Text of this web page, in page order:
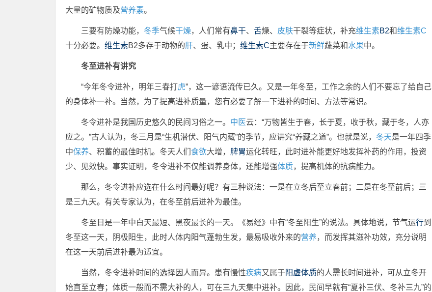
大量的矿物质及营养素。
三要有防燥功能， 冬季气候干燥，人们常有鼻干、 舌燥、 皮肤干裂等症状，补充维生素B2和维生素C
十分必要。 维生素B2多存于动物的肝、蛋、乳中； 维生素C主要存在于新鲜蔬菜和水果中。
冬至进补有讲究
“今年冬令进补，明年三春打虎”，这一谚语流传已久。又是一年冬至，工作之余的人们不要忘了给自己
的身体补一补。当然，为了提高进补质量，您有必要了解一下进补的时间、方法等常识。
冬令进补是我国历史悠久的民间习俗之一。 中医云：“万物皆生于春，长于夏，收于秋，藏于冬，人亦
应之。”古人认为，冬三月是“生机潜伏、阳气内藏”的季节，应讲究“养藏之道”。也就是说， 冬天是一年四季
中保养、积蓄的最佳时机。冬天人们 食欲大增， 脾胃运化转旺，此时进补能更好地发挥补药的作用，投资
少、见效快。事实证明，冬令进补不仅能调养身体，还能增强体质，提高机体的抗病能力。
那么，冬令进补应选在什么时间最好呢？有三种说法：一是在立冬后至立春前；二是在冬至前后；三
是三九天。有关专家认为，在冬至前后进补为最佳。
冬至日是一年中白天最短、黑夜最长的一天。《易经》中有“冬至阳生”的说法。具体地说，节气运行到
冬至这一天，阴极阳生，此时人体内阳气蓬勃生发，最易吸收外来的营养，而发挥其滋补功效，充分说明
在这一天前后进补最为适宜。
当然，冬令进补时间的选择因人而异。患有慢性疾病又属于阳虚体质的人需长时间进补，可从立冬开
始直至立春；体质一般而不需大补的人，可在三九天集中进补。因此，民间早就有“夏补三伏、冬补三九”的